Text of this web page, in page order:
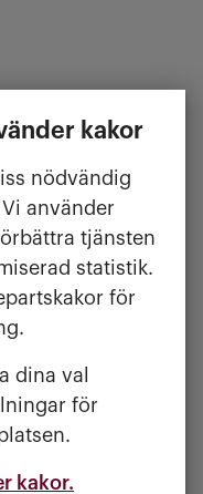
kakor
nödvändig
använder
tjänsten
statistik.
för
dina val
för
kakor.
och en
uppskattar
Här är det